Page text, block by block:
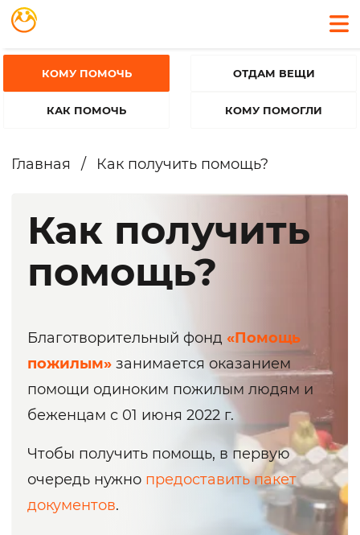
КОМУ ПОМОЧЬ
КАК ПОМОЧЬ
ОТДАМ ВЕЩИ
КОМУ ПОМОГЛИ
Главная / Как получить помощь?
Как получить
помощь?
Благотворительный фонд «Помощь
пожилым» занимается оказанием
помощи одиноким пожилым людям и
беженцам с 01 июня 2022 г.
Чтобы получить помощь, в первую
очередь нужно предоставить пакет
документов.